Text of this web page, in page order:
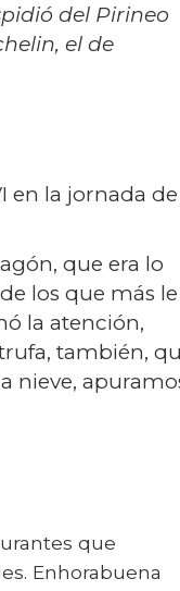
del Pirineo
el de
en la jornada de
que era lo
los que más le
la atención,
también,
nieve,
que
Enhorabuena